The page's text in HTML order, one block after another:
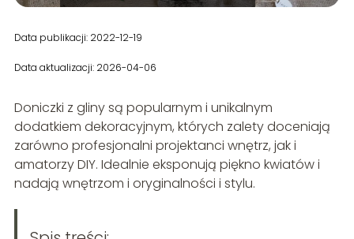
Data publikacji: 2022-12-19
Data aktualizacji: 2026-04-06
Doniczki z gliny są popularnym i unikalnym
dodatkiem dekoracyjnym, których zalety doceniają
zarówno profesjonalni projektanci wnętrz, jak i
amatorzy DIY. Idealnie eksponują piękno kwiatów i
nadają wnętrzom i oryginalności i stylu.